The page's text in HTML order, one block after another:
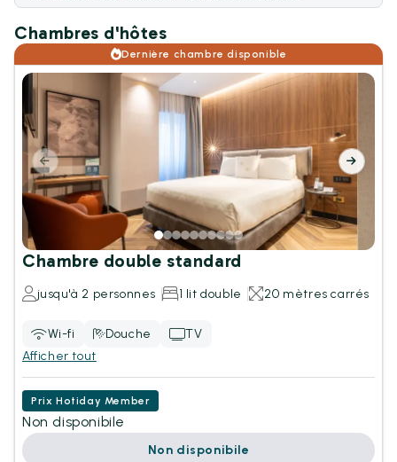
Chambres d'hôtes
Dernière chambre disponible
Chambre double standard
jusqu'à 2 personnes 1 lit double 20 mètres carrés
Wi-fi Douche
TV
Afficher tout
Prix Hotiday Member
Non disponibile
Non disponibile